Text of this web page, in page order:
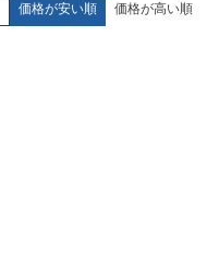
価格が安い順 価格が高い順